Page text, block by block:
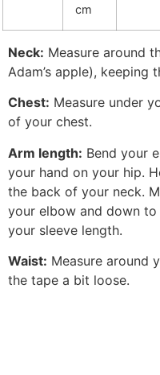
cm
Neck: Measure around
Adam’s apple), keeping
Chest: Measure under
of your chest.
Arm length: Bend your
your hand on your hip.
the back of your neck.
your elbow and down
your sleeve length.
Waist: Measure around
the tape a bit loose.